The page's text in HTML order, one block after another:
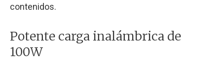
contenidos.
Potente carga inalámbrica de
100W